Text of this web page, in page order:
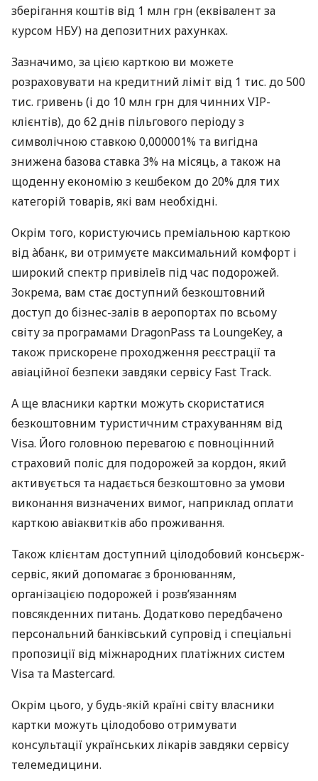
зберігання коштів від 1 млн грн (еквівалент за
курсом НБУ) на депозитних рахунках.
Зазначимо, за цією карткою ви можете
розраховувати на кредитний ліміт від 1 тис. до 500
тис. гривень (і до 10 млн грн для чинних VIP-
клієнтів), до 62 днів пільгового періоду з
символічною ставкою 0,000001% та вигідна
знижена базова ставка 3% на місяць, а також на
щоденну економію з кешбеком до 20% для тих
категорій товарів, які вам необхідні.
Окрім того, користуючись преміальною карткою
від àбанк, ви отримуєте максимальний комфорт і
широкий спектр привілеїв під час подорожей.
Зокрема, вам стає доступний безкоштовний
доступ до бізнес-залів в аеропортах по всьому
світу за програмами DragonPass та LoungeKey, а
також прискорене проходження реєстрації та
авіаційної безпеки завдяки сервісу Fast Track.
А ще власники картки можуть скористатися
безкоштовним туристичним страхуванням від
Visa. Його головною перевагою є повноцінний
страховий поліс для подорожей за кордон, який
активується та надається безкоштовно за умови
виконання визначених вимог, наприклад оплати
карткою авіаквитків або проживання.
Також клієнтам доступний цілодобовий консьєрж-
сервіс, який допомагає з бронюванням,
організацією подорожей і розв’язанням
повсякденних питань. Додатково передбачено
персональний банківський супровід і спеціальні
пропозиції від міжнародних платіжних систем
Visa та Mastercard.
Окрім цього, у будь-якій країні світу власники
картки можуть цілодобово отримувати
консультації українських лікарів завдяки сервісу
телемедицини.